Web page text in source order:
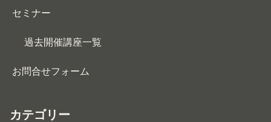
セミナー
過去開催講座一覧
お問合せフォーム
カテゴリー